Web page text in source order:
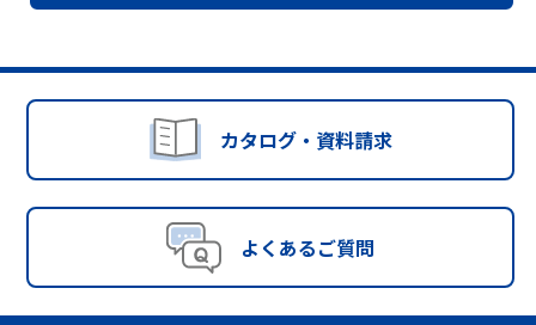
カタログ・資料請求
よくあるご質問